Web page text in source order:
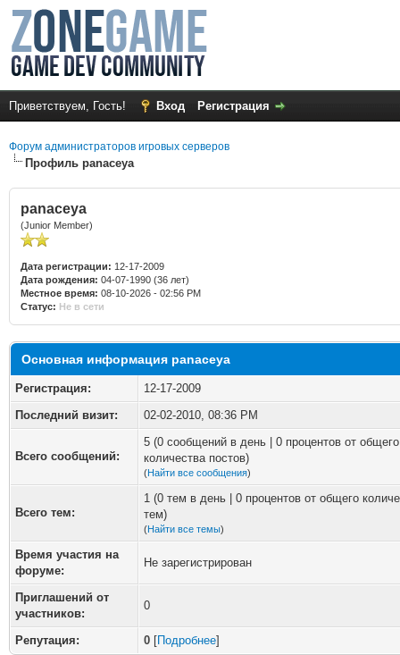
Приветствуем, Гость! Вход Регистрация
Форум администраторов игровых серверов
Профиль panaceya
panaceya
(Junior Member)
Дата регистрации: 12-17-2009
Дата рождения: 04-07-1990 (36 лет)
Местное время: 08-10-2026 - 02:56 PM
Статус: Не в сети
Основная информация panaceya
Регистрация:
12-17-2009
Последний визит:
02-02-2010, 08:36 PM
Всего сообщений:
5 (0 сообщений в день | 0 процентов от общего
количества постов)
(Найти все сообщения)
Всего тем:
1 (0 тем в день | 0 процентов от общего
тем)
(Найти все темы)
Время участия на
форуме:
Не зарегистрирован
Приглашений от
участников:
0
Репутация: 0 [Подробнее]